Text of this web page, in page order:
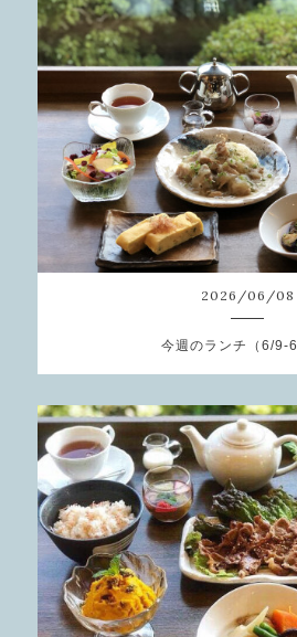
2026 /06 /08
今週のランチ（6/9-